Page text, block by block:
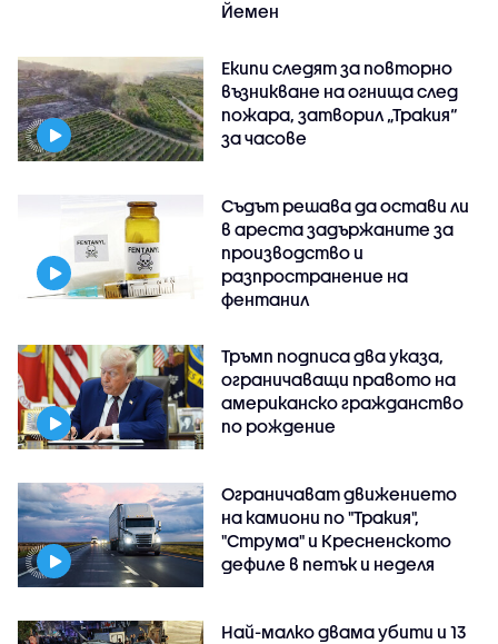
Йемен
Екипи следят за повторно
възникване на огнища след
пожара, затворил „Тракия“
за часове
Съдът решава да остави ли
в ареста задържаните за
производство и
разпространение на
фентанил
Тръмп подписа два указа,
ограничаващи правото на
американско гражданство
по рождение
Ограничават движението
на камиони по "Тракия",
"Струма" и Кресненското
дефиле в петък и неделя
Най-малко двама убити и 13